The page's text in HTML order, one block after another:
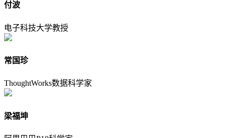
付波
电子科技大学教授
常国珍
ThoughtWorks数据科学家
梁福坤